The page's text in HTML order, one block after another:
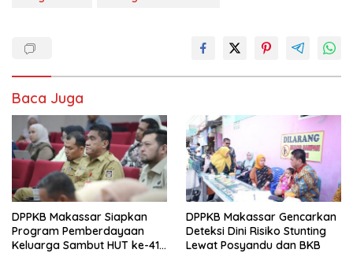
Baca Juga
DPPKB Makassar Siapkan
Program Pemberdayaan
Keluarga Sambut HUT ke-418
DPPKB Makassar Gencarkan
Deteksi Dini Risiko Stunting
Lewat Posyandu dan BKB